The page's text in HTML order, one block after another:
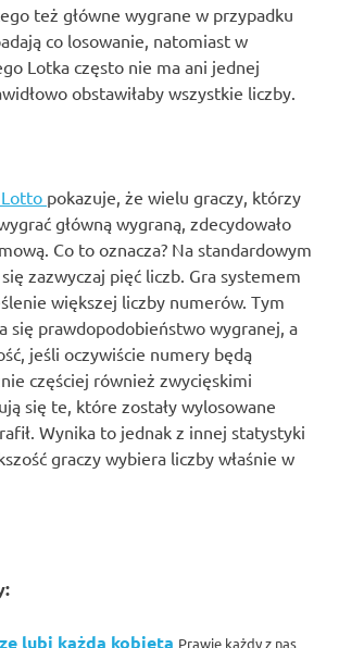
też główne wygrane w przypadku
co losowanie, natomiast w
Lotka często nie ma ani jednej
obstawiłaby wszystkie liczby.
pokazuje, że wielu graczy, którzy
główną wygraną, zdecydowało
Co to oznacza? Na standardowym
zazwyczaj pięć liczb. Gra systemem
większej liczby numerów. Tym
się prawdopodobieństwo wygranej, a
jeśli oczywiście numery będą
częściej również zwycięskimi
się te, które zostały wylosowane
Wynika to jednak z innej statystyki
graczy wybiera liczby właśnie w
lubi każda kobieta Prawie każdy z nas